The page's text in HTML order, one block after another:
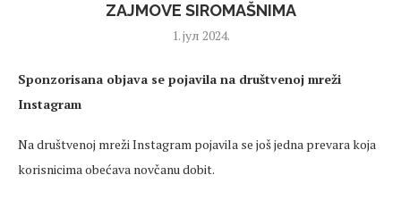
ZAJMOVE SIROMAŠNIMA
1. јул 2024.
Sponzorisana objava se pojavila na društvenoj mreži
Instagram
Na društvenoj mreži Instagram pojavila se još jedna prevara koja
korisnicima obećava novčanu dobit.